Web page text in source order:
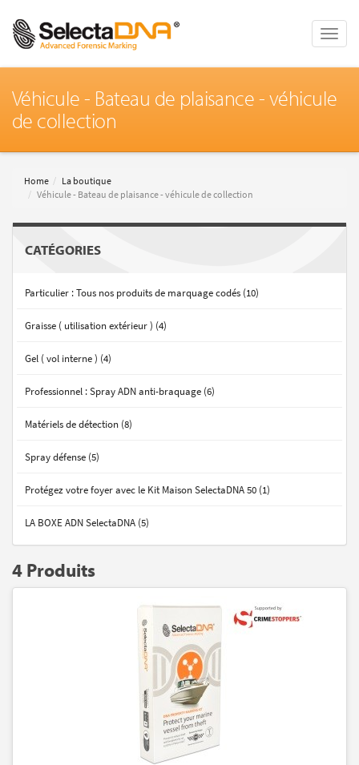
Toggle
Véhicule - Bateau de plaisance - véhicule
de collection
Home
La boutique
Véhicule - Bateau de plaisance - véhicule de collection
CATÉGORIES
Particulier : Tous nos produits de marquage codés (10)
Graisse ( utilisation extérieur ) (4)
Gel ( vol interne ) (4)
Professionnel : Spray ADN anti-braquage (6)
Matériels de détection (8)
Spray défense (5)
Protégez votre foyer avec le Kit Maison SelectaDNA 50 (1)
LA BOXE ADN SelectaDNA (5)
4 Produits